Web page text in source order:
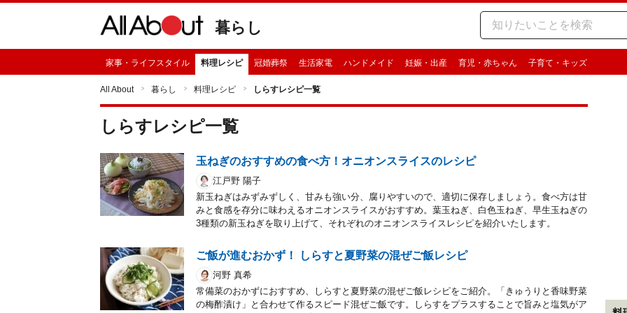
暮らし
家事・ライフスタイル 料理レシピ 冠婚葬祭 生活家電 ハンドメイド 妊娠・出産 育児・赤ちゃん 子育て・キッズ
All About 暮らし 料理レシピ しらすレシピ一覧
しらすレシピ一覧
玉ねぎのおすすめの食べ方！オニオンスライスのレシピ
江戸野 陽子
新玉ねぎはみずみずしく、甘みも強い分、腐りやすいので、適切に保存しましょう。食べ方は甘
みと食感を存分に味わえるオニオンスライスがおすすめ。葉玉ねぎ、白色玉ねぎ、早生玉ねぎの
3種類の新玉ねぎを取り上げて、それぞれのオニオンスライスレシピを紹介いたします。
ご飯が進むおかず！ しらすと夏野菜の混ぜご飯レシピ
河野 真希
常備菜のおかずにおすすめ、しらすと夏野菜の混ぜご飯レシピをご紹介。「きゅうりと香味野菜
の梅酢漬け」と合わせて作るスピード混ぜご飯です。しらすをプラスすることで旨みと塩気がア